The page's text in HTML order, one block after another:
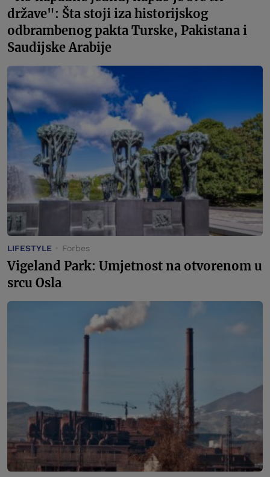
države": Šta stoji iza historijskog
odbrambenog pakta Turske, Pakistana i
Saudijske Arabije
LIFESTYLE Forbes
Vigeland Park: Umjetnost na otvorenom u
srcu Osla